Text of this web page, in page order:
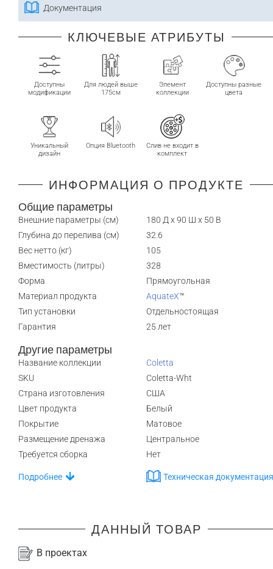
Документация
КЛЮЧЕВЫЕ АТРИБУТЫ
Доступны
модификации
Для людей выше
175см
Элемент
коллекции
Доступны разные
цвета
Уникальный
дизайн
Опция Bluetooth
Слив не входит в
комплект
ИНФОРМАЦИЯ О ПРОДУКТЕ
Общие параметры
Внешние параметры (см)
180 Д x 90 Ш x 50 В
Глубина до перелива (см)
32.6
Вес нетто (кг)
105
Вместимость (литры)
328
Форма
Прямоугольная
Материал продукта
AquateX™
Тип установки
Отдельностоящая
Гарантия
25 лет
Другие параметры
Название коллекции
Coletta
SKU
Coletta-Wht
Страна изготовления
США
Цвет продукта
Белый
Покрытие
Матовое
Размещение дренажа
Центральное
Требуется сборка
Нет
Подробнее Техническая документация
ДАННЫЙ ТОВАР
В проектах